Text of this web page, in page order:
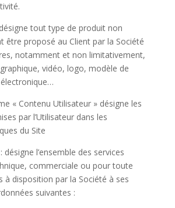
tout type de produit non
être proposé au Client par la Société
notamment et non limitativement,
vidéo, logo, modèle de
« Contenu Utilisateur » désigne les
par l’Utilisateur dans les
du Site
désigne l’ensemble des services
commerciale ou pour toute
à disposition par la Société à ses
suivantes :